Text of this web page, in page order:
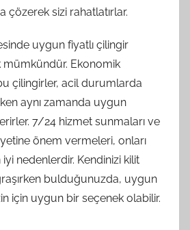
çözerek sizi rahatlatırlar.
uygun fiyatlı çilingir
Ekonomik
çilingirler, acil durumlarda
aynı zamanda uygun
7/24 hizmet sunmaları ve
önem vermeleri, onları
nedenlerdir. Kendinizi kilit
bulduğunuzda, uygun
için uygun bir seçenek olabilir.